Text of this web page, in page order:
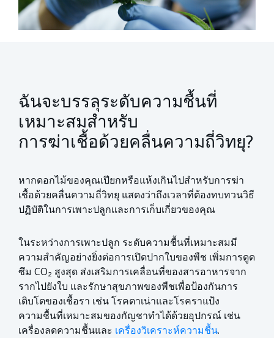
ฉันจะบรรลุระดับความชื้นที่
เหมาะสมสำหรับ
การฆ่าเชื้อด้วยคลื่นความถี่วิทยุ?
หากดอกไม้ของคุณเปียกหรือแห้งเกินไปสำหรับการฆ่า
เชื้อด้วยคลื่นความถี่วิทยุ แสดงว่าถึงเวลาที่ต้องทบทวนวิธี
ปฏิบัติในการเพาะปลูกและการเก็บเกี่ยวของคุณ
ในระหว่างการเพาะปลูก ระดับความชื้นที่เหมาะสมมี
ความสำคัญอย่างยิ่งต่อการเปิดปากใบของพืช เพิ่มการดูด
ซึม CO₂ สูงสุด ส่งเสริมการเคลื่อนที่ของสารอาหารจาก
รากไปยังใบ และรักษาสุขภาพของพืชเพื่อป้องกันการ
เติบโตของเชื้อรา เช่น โรคตาเน่าและโรคราแป้ง
ความชื้นที่เหมาะสมของกัญชาทำได้ด้วยอุปกรณ์ เช่น
เครื่องลดความชื้นและ เครื่องวิเคราะห์ความชื้น.